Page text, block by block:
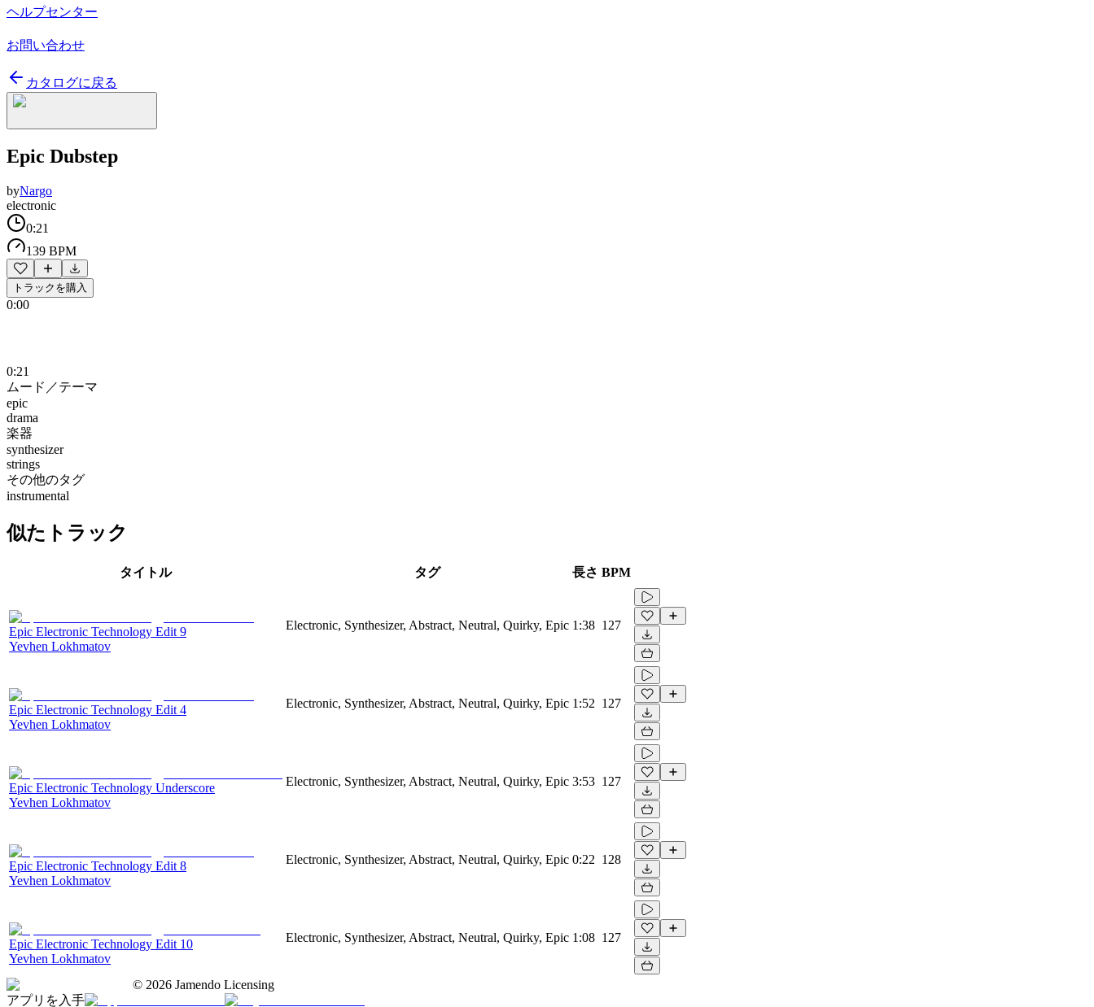
ヘルプセンター
お問い合わせ
カタログに戻る
Epic Dubstep
byNargo
electronic
0:21
139 BPM
トラックを購入
0:00
0:21
ムード／テーマ
epic
drama
楽器
synthesizer
strings
その他のタグ
instrumental
似たトラック
タイトル タグ 長さ BPM
Epic Electronic Technology Edit 9
Yevhen Lokhmatov
Electronic, Synthesizer, Abstract, Neutral, Quirky, Epic 1:38 127
Epic Electronic Technology Edit 4
Yevhen Lokhmatov
Electronic, Synthesizer, Abstract, Neutral, Quirky, Epic 1:52 127
Epic Electronic Technology Underscore
Yevhen Lokhmatov
Electronic, Synthesizer, Abstract, Neutral, Quirky, Epic 3:53 127
Epic Electronic Technology Edit 8
Yevhen Lokhmatov
Electronic, Synthesizer, Abstract, Neutral, Quirky, Epic 0:22 128
Epic Electronic Technology Edit 10
Yevhen Lokhmatov
Electronic, Synthesizer, Abstract, Neutral, Quirky, Epic 1:08 127
© 2026 Jamendo Licensing
アプリを入手